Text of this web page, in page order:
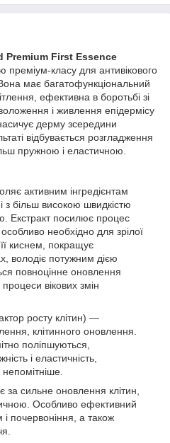
Premium First Essence
преміум-класу для антивікового
Вона має багатофункціональний
ефективна в боротьбі зі
і живлення епідермісу
дерму зсередини
відбувається розгладження
пружною і еластичною.
активним інгредієнтам
з більш високою швидкістю
Екстракт посилює процес
необхідно для зрілої
киснем, покращує
володіє потужним дією
повноцінне оновлення
процеси вікових змін
росту клітин) —
клітинного оновлення.
поліпшуються,
і еластичність,
за сильне оновлення клітин,
Особливо ефективний
почервоніння, а також